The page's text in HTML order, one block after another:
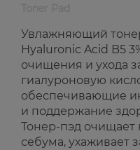
Увлажняющий
Hyaluronic Acid B5
очищения и ухода
гиалуроновую
обеспечивающие
и поддержание
Тонер-пэд очищает
себума, ухаживает